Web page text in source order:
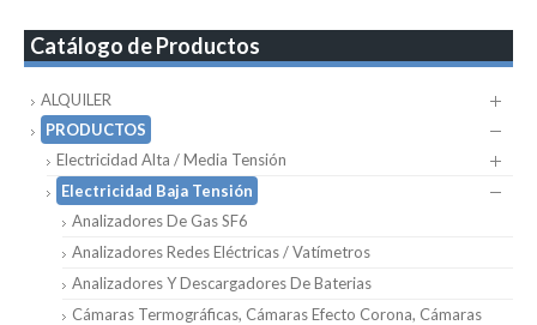
Catálogo de Productos
ALQUILER
PRODUCTOS
Electricidad Alta / Media Tensión
Electricidad Baja Tensión
Analizadores De Gas SF6
Analizadores Redes Eléctricas / Vatímetros
Analizadores Y Descargadores De Baterias
Cámaras Termográficas, Cámaras Efecto Corona, Cámaras